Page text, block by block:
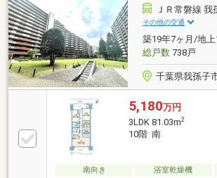
chiba.jp/
ータイヨー…徒歩約4分■ヤックスド
■ファミリーマート…徒歩約9分■酒々
18分■酒々井中学校…徒歩約29分
ＪＲ常磐線
その他の交通
築19年7ヶ月/地
総戸数738戸
千葉県我孫子
5,180万円
3LDK 81.03m2
10階 南
南向き 浴室乾燥機